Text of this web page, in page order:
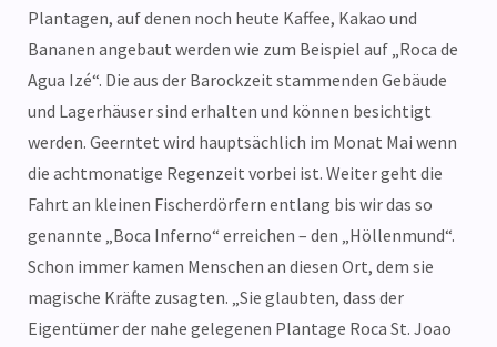
Plantagen, auf denen noch heute Kaffee, Kakao und
Bananen angebaut werden wie zum Beispiel auf „Roca de
Agua Izé“. Die aus der Barockzeit stammenden Gebäude
und Lagerhäuser sind erhalten und können besichtigt
werden. Geerntet wird hauptsächlich im Monat Mai wenn
die achtmonatige Regenzeit vorbei ist. Weiter geht die
Fahrt an kleinen Fischerdörfern entlang bis wir das so
genannte „Boca Inferno“ erreichen – den „Höllenmund“.
Schon immer kamen Menschen an diesen Ort, dem sie
magische Kräfte zusagten. „Sie glaubten, dass der
Eigentümer der nahe gelegenen Plantage Roca St. Joao